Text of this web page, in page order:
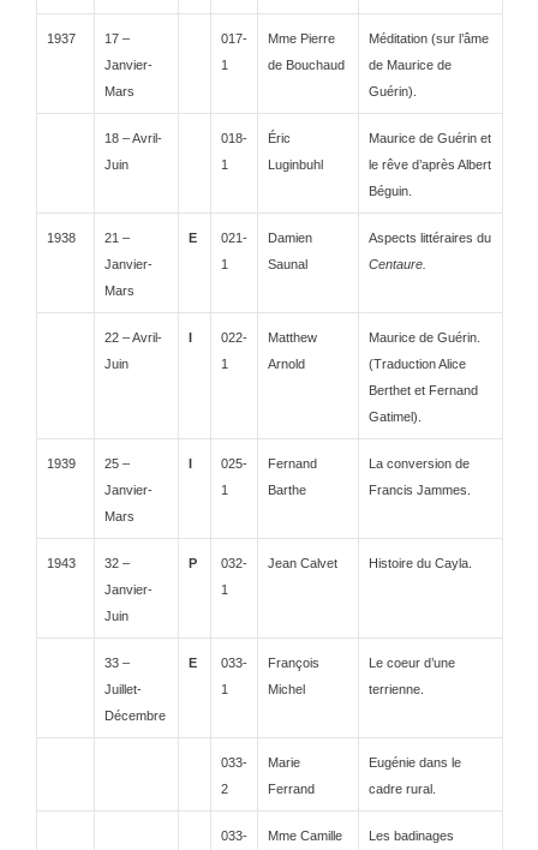
1937
17 –
Janvier-
Mars
017-
1
Mme Pierre
de Bouchaud
Méditation (sur l’âme
de Maurice de
Guérin).
18 – Avril-
Juin
018-
1
Éric
Luginbuhl
Maurice de Guérin et
le rêve d’après Albert
Béguin.
1938
21 –
Janvier-
Mars
E
021-
1
Damien
Saunal
Aspects littéraires du
Centaure.
22 – Avril-
Juin
I
022-
1
Matthew
Arnold
Maurice de Guérin.
(Traduction Alice
Berthet et Fernand
Gatimel).
1939
25 –
Janvier-
Mars
I
025-
1
Fernand
Barthe
La conversion de
Francis Jammes.
1943
32 –
Janvier-
Juin
P
032-
1
Jean Calvet Histoire du Cayla.
33 –
Juillet-
Décembre
E
033-
1
François
Michel
Le coeur d’une
terrienne.
033-
2
Marie
Ferrand
Eugénie dans le
cadre rural.
033- Mme Camille Les badinages